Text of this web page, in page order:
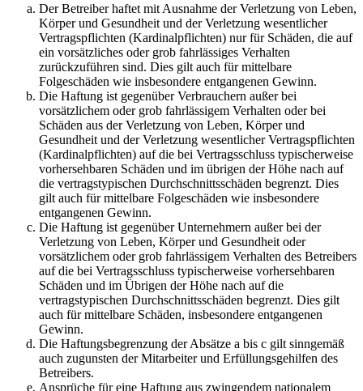
Der Betreiber haftet mit Ausnahme der Verletzung von Leben,
Körper und Gesundheit und der Verletzung wesentlicher
Vertragspflichten (Kardinalpflichten) nur für Schäden, die auf
ein vorsätzliches oder grob fahrlässiges Verhalten
zurückzuführen sind. Dies gilt auch für mittelbare
Folgeschäden wie insbesondere entgangenen Gewinn.
Die Haftung ist gegenüber Verbrauchern außer bei
vorsätzlichem oder grob fahrlässigem Verhalten oder bei
Schäden aus der Verletzung von Leben, Körper und
Gesundheit und der Verletzung wesentlicher Vertragspflichten
(Kardinalpflichten) auf die bei Vertragsschluss typischerweise
vorhersehbaren Schäden und im übrigen der Höhe nach auf
die vertragstypischen Durchschnittsschäden begrenzt. Dies
gilt auch für mittelbare Folgeschäden wie insbesondere
entgangenen Gewinn.
Die Haftung ist gegenüber Unternehmern außer bei der
Verletzung von Leben, Körper und Gesundheit oder
vorsätzlichem oder grob fahrlässigem Verhalten des Betreibers
auf die bei Vertragsschluss typischerweise vorhersehbaren
Schäden und im Übrigen der Höhe nach auf die
vertragstypischen Durchschnittsschäden begrenzt. Dies gilt
auch für mittelbare Schäden, insbesondere entgangenen
Gewinn.
Die Haftungsbegrenzung der Absätze a bis c gilt sinngemäß
auch zugunsten der Mitarbeiter und Erfüllungsgehilfen des
Betreibers.
Ansprüche für eine Haftung aus zwingendem nationalem